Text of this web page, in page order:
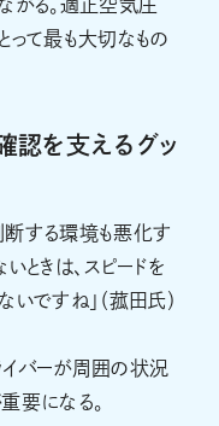
がる。適正空気圧
って最も大切なもの
認を支えるグッ
断する環境も悪化す
ときは、スピードを
ですね」（菰田氏）
バーが周囲の状況
要になる。